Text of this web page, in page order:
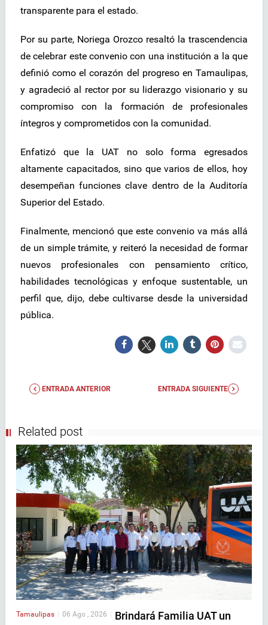
transparente para el estado.
Por su parte, Noriega Orozco resaltó la trascendencia
de celebrar este convenio con una institución a la que
definió como el corazón del progreso en Tamaulipas,
y agradeció al rector por su liderazgo visionario y su
compromiso con la formación de profesionales
íntegros y comprometidos con la comunidad.
Enfatizó que la UAT no solo forma egresados
altamente capacitados, sino que varios de ellos, hoy
desempeñan funciones clave dentro de la Auditoría
Superior del Estado.
Finalmente, mencionó que este convenio va más allá
de un simple trámite, y reiteró la necesidad de formar
nuevos profesionales con pensamiento crítico,
habilidades tecnológicas y enfoque sustentable, un
perfil que, dijo, debe cultivarse desde la universidad
pública.
ENTRADA ANTERIOR ENTRADA SIGUIENTE
Related post
Tamaulipas 06 Ago , 2026
Brindará Familia UAT un